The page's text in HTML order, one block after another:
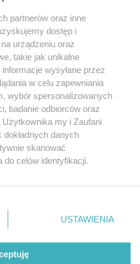
Prywatność
Praca Łódź
Facebook.com
Youtube.com
partnerów oraz inne
dostęp i
urządzeniu oraz
takie jak unikalne
wysyłane przez
w celu zapewniania
wybór spersonalizowanych
badanie odbiorców oraz
Użytkownika my i Zaufani
danych
skanować
celów identyfikacji.
ustawień prywatności
rogu strony
. Niektóre
sprzeciwić się takiemu
USTAWIENIA